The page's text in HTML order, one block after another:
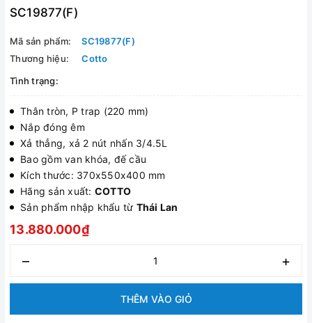
SC19877(F)
Mã sản phẩm:
SC19877(F)
Thương hiệu:
Cotto
Tình trạng:
Thân tròn, P trap (220 mm)
Nắp đóng êm
Xả thẳng, xả 2 nút nhấn 3/4.5L
Bao gồm van khóa, đế cầu
Kích thước: 370x550x400 mm
Hãng sản xuất: COTTO
Sản phẩm nhập khẩu từ Thái Lan
13.880.000₫
– +
THÊM VÀO GIỎ